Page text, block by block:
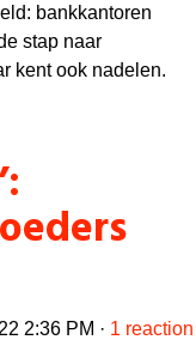
bankkantoren
stap naar
kent ook nadelen.
2:36 PM · 1 reaction